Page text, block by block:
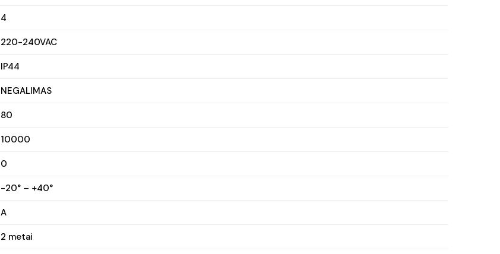
4
220-240VAC
IP44
NEGALIMAS
80
10000
0
-20° – +40°
A
2 metai